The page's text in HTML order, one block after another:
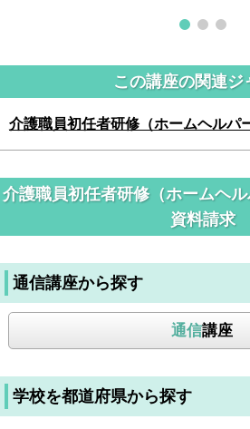
この講座の関連ジ
介護職員初任者研修（ホームヘルパ
介護職員初任者研修（ホームヘ
資料請求
通信講座から探す
通信講座
学校を都道府県から探す